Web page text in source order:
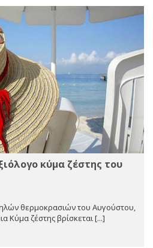
κύμα ζέστης του
θερμοκρασιών του Αυγούστου,
Κύμα ζέστης βρίσκεται [...]